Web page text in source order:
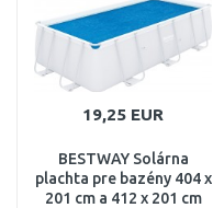
19,25 EUR
BESTWAY Solárna
plachta pre bazény 404 x
201 cm a 412 x 201 cm